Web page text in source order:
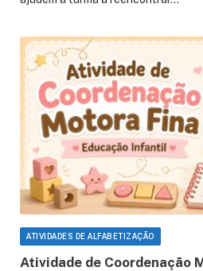
ATIVIDADES DE ALFABETIZAÇÃO
Atividade de Coordenação